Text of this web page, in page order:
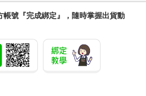
帳號『完成綁定』，隨時掌握出貨動